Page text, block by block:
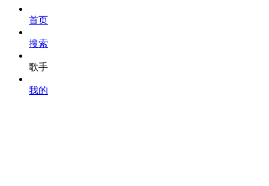
首页
搜索
歌手
我的